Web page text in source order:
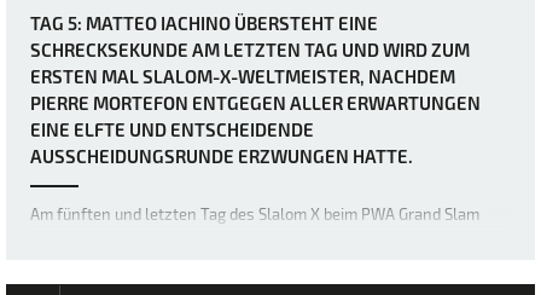
TAG 5: MATTEO IACHINO ÜBERSTEHT EINE
SCHRECKSEKUNDE AM LETZTEN TAG UND WIRD ZUM
ERSTEN MAL SLALOM-X-WELTMEISTER, NACHDEM
PIERRE MORTEFON ENTGEGEN ALLER ERWARTUNGEN
EINE ELFTE UND ENTSCHEIDENDE
AUSSCHEIDUNGSRUNDE ERZWUNGEN HATTE.
Am fünften und letzten Tag des Slalom X beim PWA Grand Slam
einfacher letzter Tag für Matteo Iachino (Starboard / NeilPryde / Z